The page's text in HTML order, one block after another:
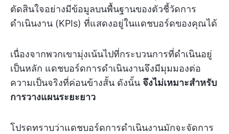
ตัดสินใจอย่างมีข้อมูลบนพื้นฐานของตัวชี้วัดการ
ดำเนินงาน (KPIs) ที่แสดงอยู่ในแดชบอร์ดของคุณได้
เนื่องจากพวกเขามุ่งเน้นไปที่กระบวนการที่ดำเนินอยู่
เป็นหลัก แดชบอร์ดการดำเนินงานจึงมีมุมมองต่อ
ความเป็นจริงที่ค่อนข้างสั้น ดังนั้น จึงไม่เหมาะสำหรับ
การวางแผนระยะยาว
โปรดทราบว่าแดชบอร์ดการดำเนินงานมักจะจัดการ